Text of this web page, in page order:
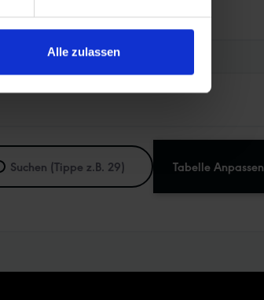
Alle zulassen
Tabelle Anpassen